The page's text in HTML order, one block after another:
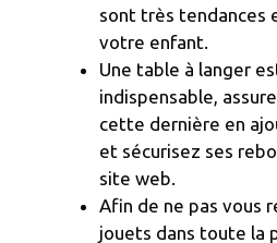
sont très tendances
votre enfant.
Une table à langer
indispensable,
cette dernière en
et sécurisez ses
site web.
Afin de ne pas vous
jouets dans toute la